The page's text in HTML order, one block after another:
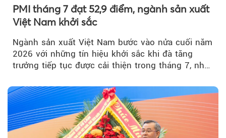
PMI tháng 7 đạt 52,9 điểm, ngành sản xuất
Việt Nam khởi sắc
Ngành sản xuất Việt Nam bước vào nửa cuối năm
2026 với những tín hiệu khởi sắc khi đà tăng
trưởng tiếp tục được cải thiện trong tháng 7, nhờ
nhiệt và niềm tin kinh doanh dần phục hồi.